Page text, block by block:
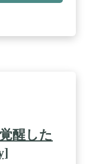
醒した